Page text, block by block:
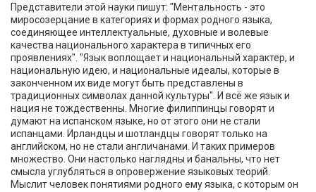
Представители этой науки пишут: "Ментальность - это
миросозерцание в категориях и формах родного языка,
соединяющее интеллектуальные, духовные и волевые
качества национального характера в типичных его
проявлениях". "Язык воплощает и национальный характер, и
национальную идею, и национальные идеалы, которые в
законченном их виде могут быть представлены в
традиционных символах данной культуры". И всё же язык и
нация не тождественны. Многие филиппинцы говорят и
думают на испанском языке, но от этого они не стали
испанцами. Ирландцы и шотландцы говорят только на
английском, но не стали англичанами. И таких примеров
множество. Они настолько наглядны и банальны, что нет
смысла углубляться в опровержение языковых теорий.
Мыслит человек понятиями родного ему языка, с которым он